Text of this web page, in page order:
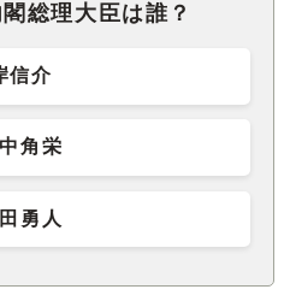
総理大臣は誰？
信介
角栄
勇人